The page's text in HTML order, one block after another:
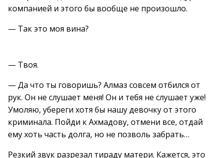
компанией и этого бы вообще не произошло.
— Так это моя вина?
— Твоя.
— Да что ты говоришь? Алмаз совсем отбился от
рук. Он не слушает меня! Он и тебя не слушает уже!
Умоляю, убереги хотя бы нашу девочку от этого
криминала. Пойди к Ахмадову, отмени все, отдай
ему хоть часть долга, но не позволь забрать…
Резкий звук разрезал тираду матери. Кажется, это